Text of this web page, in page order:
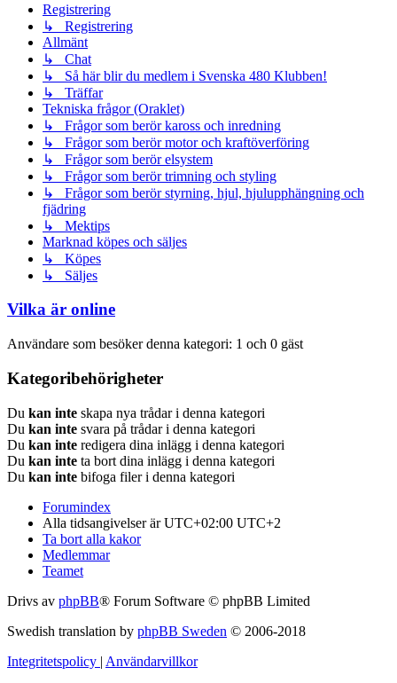
Registrering
↳ Registrering
Allmänt
↳ Chat
↳ Så här blir du medlem i Svenska 480 Klubben!
↳ Träffar
Tekniska frågor (Oraklet)
↳ Frågor som berör kaross och inredning
↳ Frågor som berör motor och kraftöverföring
↳ Frågor som berör elsystem
↳ Frågor som berör trimning och styling
↳ Frågor som berör styrning, hjul, hjulupphängning och
fjädring
↳ Mektips
Marknad köpes och säljes
↳ Köpes
↳ Säljes
Vilka är online
Användare som besöker denna kategori: 1 och 0 gäst
Kategoribehörigheter
Du kan inte skapa nya trådar i denna kategori
Du kan inte svara på trådar i denna kategori
Du kan inte redigera dina inlägg i denna kategori
Du kan inte ta bort dina inlägg i denna kategori
Du kan inte bifoga filer i denna kategori
Forumindex
Alla tidsangivelser är UTC+02:00 UTC+2
Ta bort alla kakor
Medlemmar
Teamet
Drivs av phpBB® Forum Software © phpBB Limited
Swedish translation by phpBB Sweden © 2006-2018
Integritetspolicy | Användarvillkor